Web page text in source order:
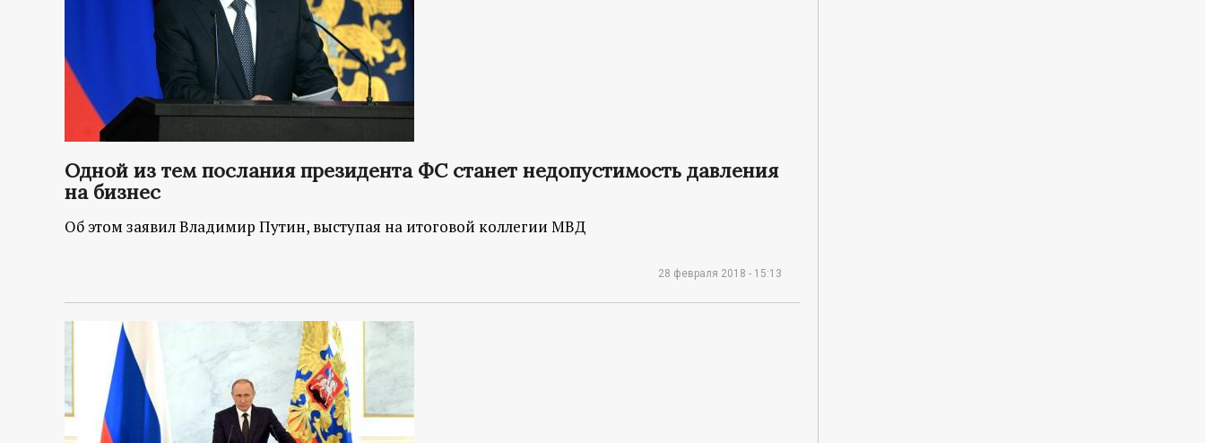
Одной из тем послания президента ФС станет недопустимость давления
на бизнес
Об этом заявил Владимир Путин, выступая на итоговой коллегии МВД
28 февраля 2018 - 15:13